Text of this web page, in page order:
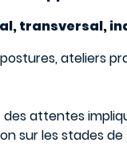
transversal,
ateliers
attentes
sur les stades de